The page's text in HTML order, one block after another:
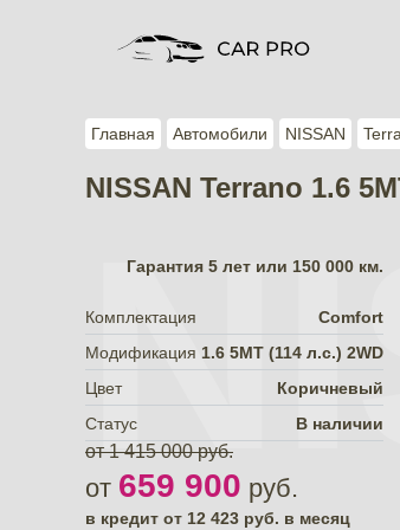
Главная Автомобили NISSAN
NISSAN Terrano 1.6
Гарантия 5 лет или 150 000 км.
Комплектация
Comfort
Модификация 1.6 5МТ (114 л.с.) 2WD
Цвет
Коричневый
Статус
В наличии
от 1 415 000 руб.
от 659 900 руб.
в кредит от 12 423 руб. в месяц